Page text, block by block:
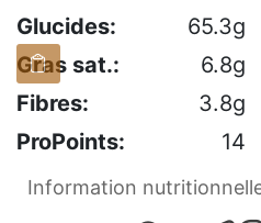
Glucides: 65.3g
Gras sat.:
6.8g
Fibres:
3.8g
ProPoints:
14
Information